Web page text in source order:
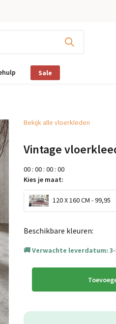
Sale
Bekijk alle vloerkleden
Vintage
00: 00: 00: 00
Kies je maat:
120 X 160 CM - 99,95
Beschikbare kleuren:
Verwachte leverdatum: